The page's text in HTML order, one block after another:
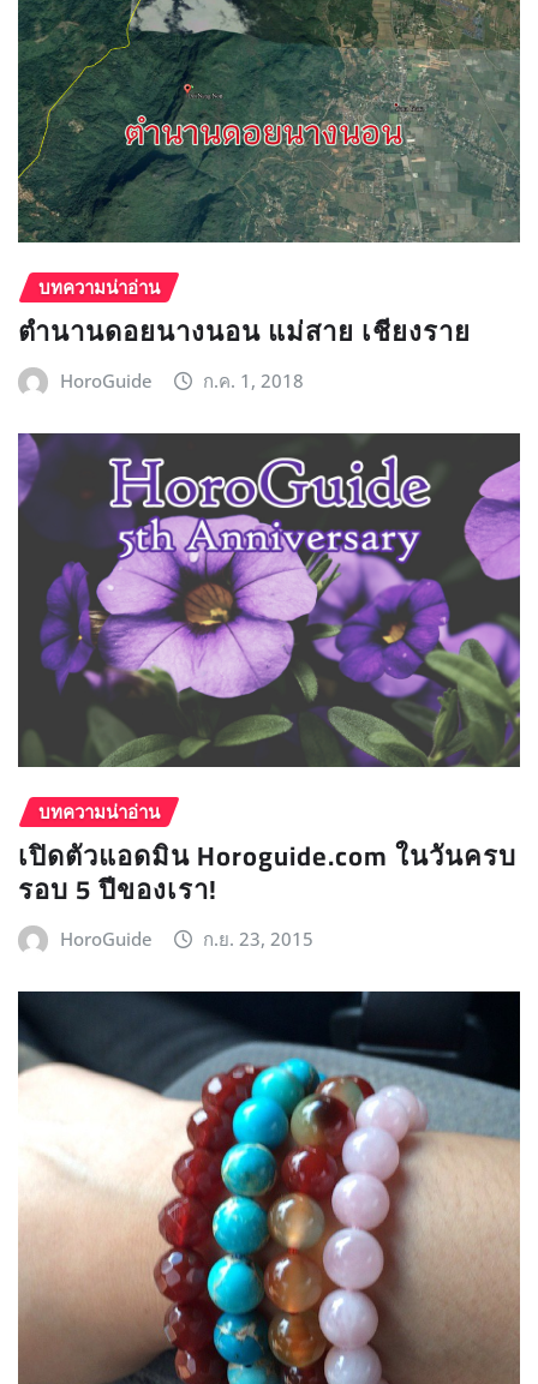
บทความน่าอ่าน
ตำนานดอยนางนอน แม่สาย เชียงราย
HoroGuide ก.ค. 1, 2018
บทความน่าอ่าน
เปิดตัวแอดมิน Horoguide.com ในวันครบ
รอบ 5 ปีของเรา!
HoroGuide ก.ย. 23, 2015